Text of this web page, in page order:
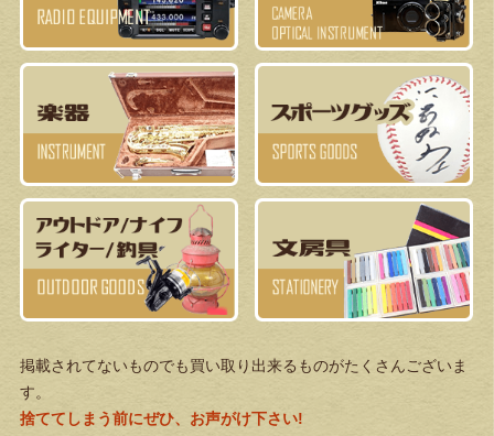
掲載されてないものでも買い取り出来るものがたくさんございま
す。
捨ててしまう前にぜひ、お声がけ下さい!